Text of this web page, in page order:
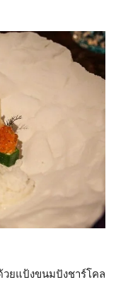
ยแป้งขนมปังชาร์โคล